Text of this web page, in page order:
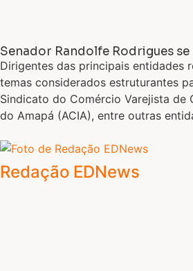
Senador Randolfe Rodrigues
Dirigentes das principais entidades
temas considerados estruturantes
Sindicato do Comércio Varejista de
do Amapá (ACIA), entre outras
Redação EDNews